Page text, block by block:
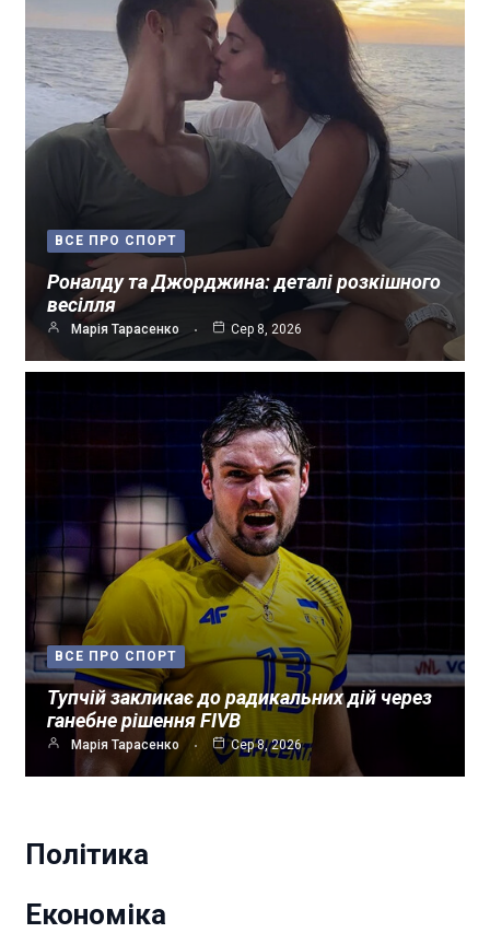
ВСЕ ПРО СПОРТ
Роналду та Джорджина: деталі розкішного
весілля
Марія Тарасенко Сер 8, 2026
ВСЕ ПРО СПОРТ
Тупчій закликає до радикальних дій через
ганебне рішення FIVB
Марія Тарасенко Сер 8, 2026
Політика
Економіка